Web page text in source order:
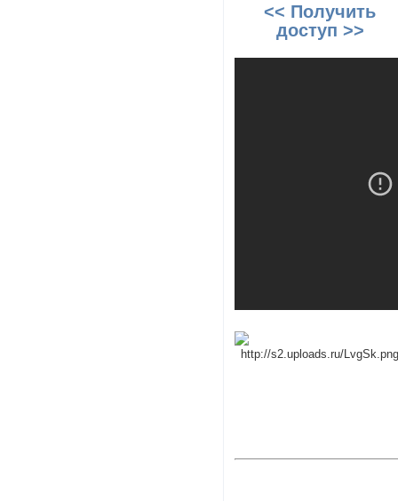
<< Получить
доступ >>